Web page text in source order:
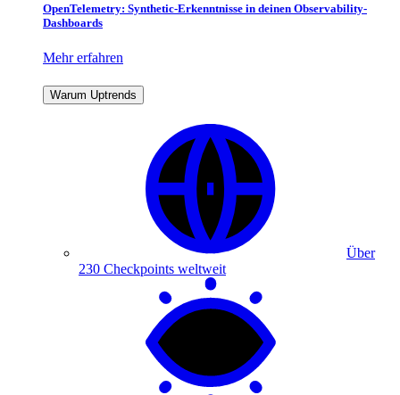
OpenTelemetry: Synthetic-Erkenntnisse in deinen Observability-
Dashboards
Mehr erfahren
Warum Uptrends
Über
230 Checkpoints weltweit